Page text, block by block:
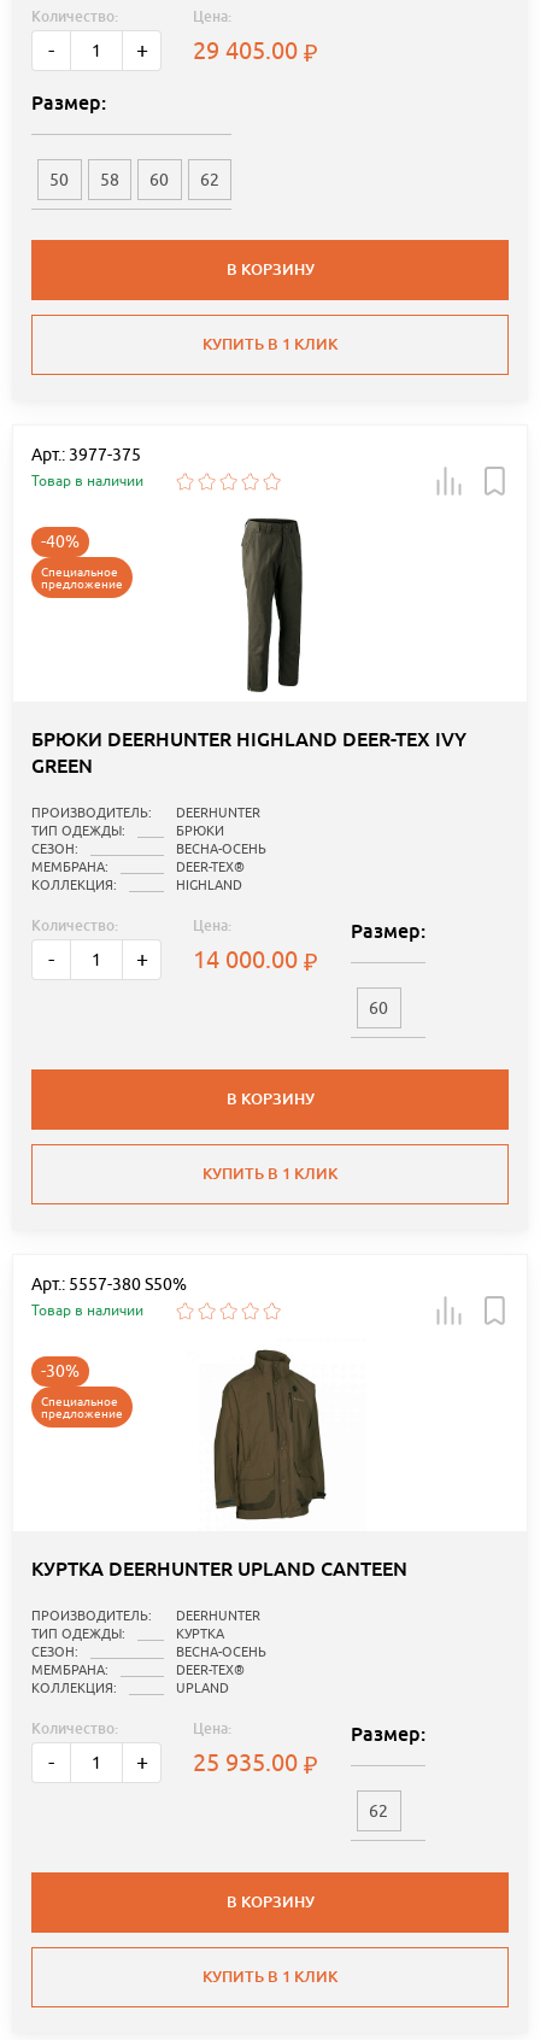
Количество:
- +
Цена:
29 405.00
Размер:
50 58 60 62
В КОРЗИНУ
КУПИТЬ В 1 КЛИК
Арт.: 3977-375
Товар в наличии
-40%
Специальное
предложение
БРЮКИ DEERHUNTER HIGHLAND DEER-TEX IVY
GREEN
ПРОИЗВОДИТЕЛЬ:
DEERHUNTER
ТИП ОДЕЖДЫ:
БРЮКИ
СЕЗОН:
ВЕСНА-ОСЕНЬ
МЕМБРАНА:
DEER-TEX®
КОЛЛЕКЦИЯ:
HIGHLAND
Количество:
- +
Цена:
14 000.00
Размер:
60
В КОРЗИНУ
КУПИТЬ В 1 КЛИК
Арт.: 5557-380 S50%
Товар в наличии
-30%
Специальное
предложение
КУРТКА DEERHUNTER UPLAND CANTEEN
ПРОИЗВОДИТЕЛЬ:
DEERHUNTER
ТИП ОДЕЖДЫ:
КУРТКА
СЕЗОН:
ВЕСНА-ОСЕНЬ
МЕМБРАНА:
DEER-TEX®
КОЛЛЕКЦИЯ:
UPLAND
Количество:
- +
Цена:
25 935.00
Размер:
62
В КОРЗИНУ
КУПИТЬ В 1 КЛИК